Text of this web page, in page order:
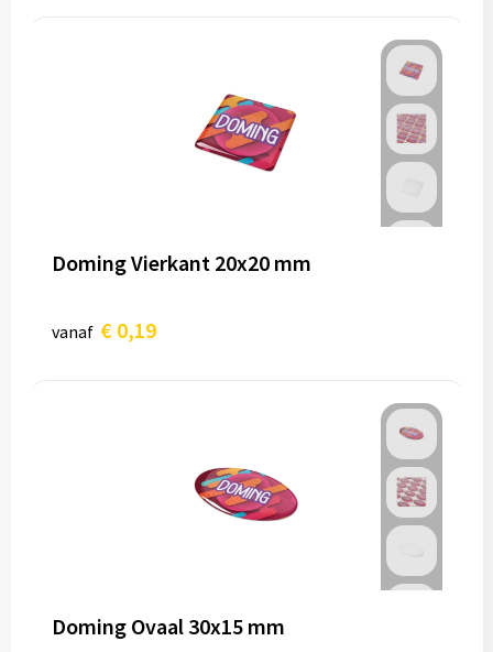
Doming Vierkant 20x20 mm
vanaf € 0,19
Doming Ovaal 30x15 mm